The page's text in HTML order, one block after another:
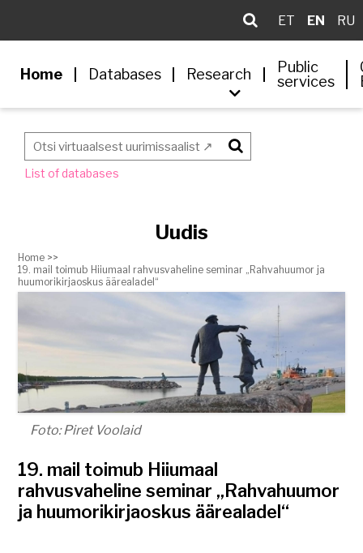
ET EN RU
Home Databases Research
Public
services
Otsi
List of databases
Uudis
Home >>
19. mail toimub Hiiumaal rahvusvaheline seminar „Rahvahuumor ja
huumorikirjaoskus äärealadel“
Foto: Piret Voolaid
19. mail toimub Hiiumaal
rahvusvaheline seminar „Rahvahuumor
ja huumorikirjaoskus äärealadel“